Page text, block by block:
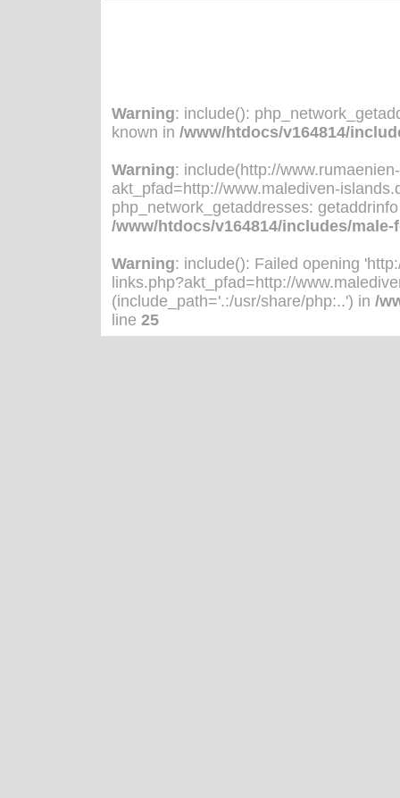
Warning: include():
known in/www/htdocs/v164814/
Warning: include(http://
akt_pfad=http://www.malediven-
php_network_getaddresses:
/www/htdocs/v164814/includes/male-
Warning: include(): Failed opening
links.php?akt_pfad=http://
(include_path='.:/usr/share/php:..') in/
line25